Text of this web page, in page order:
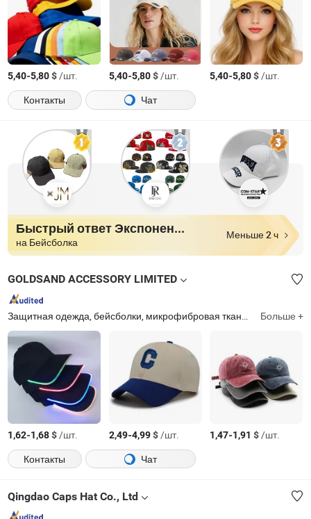
5,40-5,80$/шт. 5,40-5,80$/шт. 5,40-5,80$/шт.
Контакты
Чат
Быстрый ответ Экспоненты
на Бейсболка
Меньше 2 ч
GOLDSAND ACCESSORY LIMITED
Защитная одежда, бейсболки, микрофибровая ткань, светодиодная гирлянда, одноразовые нитриловые перчатки, светящийся палочка, спортивная кепка, cleaning cloth, велосипедный фонарь, микрофибровая маска Больше +
1,62-1,68$/шт. 2,49-4,99$/шт. 1,47-1,91 $/шт.
Контакты
Чат
Qingdao Caps Hat Co., Ltd